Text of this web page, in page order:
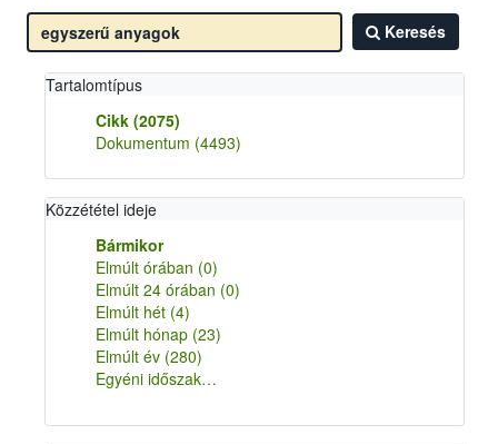
Keresés
Tartalomtípus
Cikk (2075)
Dokumentum (4493)
Közzététel ideje
Bármikor
Elmúlt órában (0)
Elmúlt 24 órában (0)
Elmúlt hét (4)
Elmúlt hónap (23)
Elmúlt év (280)
Egyéni időszak…